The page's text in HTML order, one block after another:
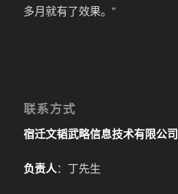
多月就有了效果。”
联系方式
宿迁文韬武略信息技术有限公司
负责人：丁先生